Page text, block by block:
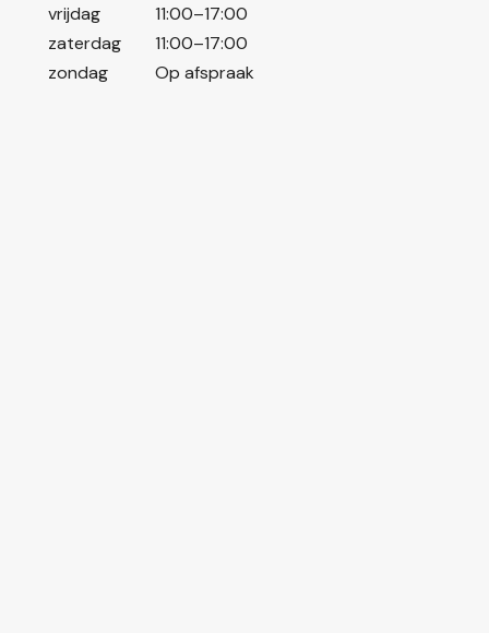
vrijdag
11:00–17:00
zaterdag
11:00–17:00
zondag
Op afspraak